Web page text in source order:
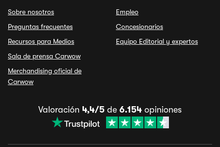
Sobre nosotros
Preguntas frecuentes
Recursos para Medios
Sala de prensa Carwow
Merchandising oficial de
Carwow
Empleo
Concesionarios
Equipo Editorial y expertos
Valoración 4,4/5 de 6.154 opiniones